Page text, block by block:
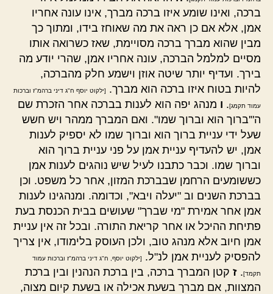
ברכה, ואינו שומע איזו ברכה מברך, אינו עונה אחריו
אמן, אלא אם כן ראה את מה שאוחז בידו, ומתוך כך
מבין שהוא מברך ברכה מסויימת, שאז כשרואה אותו
מסיים למלמל הברכה, עונה אחריו אמן, שהרי יודע מה
בירך. ועדיף יותר שיטה אוזן וישמע חלק מהברכה,
להיות בטוח איזו ברכה הוא מברך.
[ילקוט יוסף ח"ג דיני ברהמ"ז וברכות
עמוד תקמג]. ו מנהג יפה הוא לענות בברכה אחר הזכרת שם
ה"'ברוך הוא וברוך שמו". ואם המברך ממהר ויש חשש
שעל ידי עניית ברוך הוא וברוך שמו לא יספיק לענות
אמן, יש להעדיף עניית אמן על פני עניית ברוך הוא
וברוך שמו. וכבר כתבנו לעיל שיש נוהגים לענות אמן
כששומעים הרחמן שבברכת המזון, אחר כל משפט. וכן
בברכת השנים וב "יעלה ויבא", וכדומה. ומנהגינו לענות
אמן אחר אמירת "מי שברך" שעושים בבית הכנסת בעת
פתיחת ההיכל או אחר קריאת התורה. ובכל זה אין עניית
אמן חיוב אלא מנהג טוב, ולכן העוסק בלימודו, אין צריך
להפסיק לעניית אמן לנ"ל.
[ילקוט יוסף, ח"ג דיני ברהמ"ז וברכות עמוד
תקמד]. ז קטן המברך ברכה, בין ברכת הנהנין ובין ברכת
המצוות, אם מברך בשעת אכילה או בשעת קיום מצוה,